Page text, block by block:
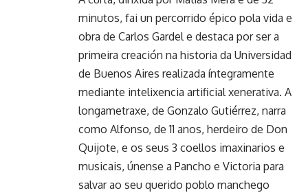
minutos, fai un percorrido épico pola vida e
obra de Carlos Gardel e destaca por ser a
primeira creación na historia da Universidad
de Buenos Aires realizada íntegramente
mediante intelixencia artificial xenerativa. A
longametraxe, de Gonzalo Gutiérrez, narra
como Alfonso, de 11 anos, herdeiro de Don
Quijote, e os seus 3 coellos imaxinarios e
musicais, únense a Pancho e Victoria para
salvar ao seu querido poblo manchego